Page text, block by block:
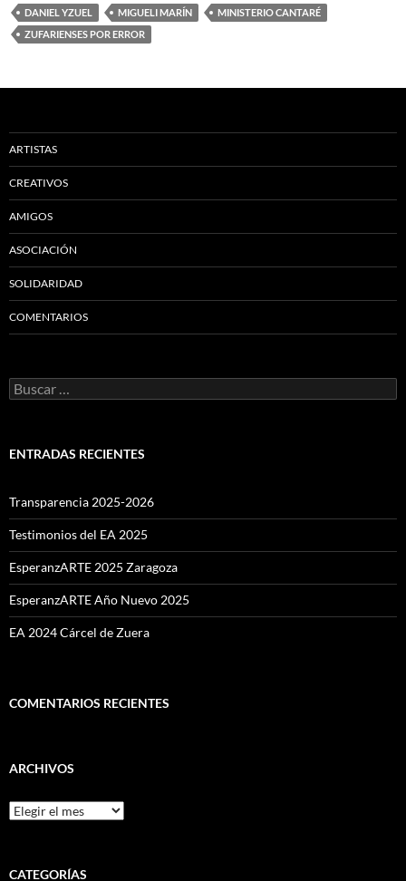
DANIEL YZUEL MIGUELI MARÍN
MINISTERIO CANTARÉ
ZUFARIENSES POR ERROR
ARTISTAS
CREATIVOS
AMIGOS
ASOCIACIÓN
SOLIDARIDAD
COMENTARIOS
Buscar:
ENTRADAS RECIENTES
Transparencia 2025-2026
Testimonios del EA 2025
EsperanzARTE 2025 Zaragoza
EsperanzARTE Año Nuevo 2025
EA 2024 Cárcel de Zuera
COMENTARIOS RECIENTES
ARCHIVOS
Archivos
CATEGORÍAS